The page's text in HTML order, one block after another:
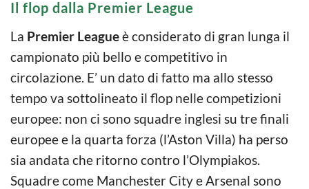
Il flop dalla Premier League
La Premier Leagueè considerato di gran lunga il
campionato più bello e competitivo in
circolazione. E’ un dato di fatto ma allo stesso
tempo va sottolineato il flop nelle competizioni
europee: non ci sono squadre inglesi su tre finali
europee e la quarta forza (l’Aston Villa) ha perso
sia andata che ritorno contro l’Olympiakos.
Squadre come Manchester City e Arsenal sono